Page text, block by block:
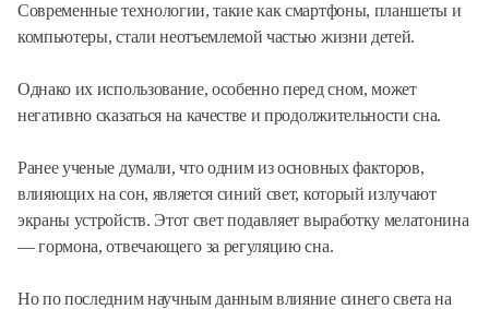
Современные технологии, такие как смартфоны, планшеты и
компьютеры, стали неотъемлемой частью жизни детей.
Однако их использование, особенно перед сном, может
негативно сказаться на качестве и продолжительности сна.
Ранее ученые думали, что одним из основных факторов,
влияющих на сон, является синий свет, который излучают
экраны устройств. Этот свет подавляет выработку мелатонина
— гормона, отвечающего за регуляцию сна.
Но по последним научным данным влияние синего света на